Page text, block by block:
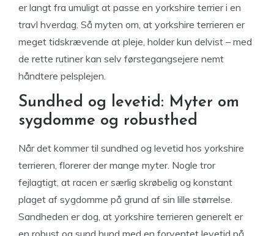
er langt fra umuligt at passe en yorkshire terrier i en
travl hverdag. Så myten om, at yorkshire terrieren er
meget tidskrævende at pleje, holder kun delvist – med
de rette rutiner kan selv førstegangsejere nemt
håndtere pelsplejen.
Sundhed og levetid: Myter om
sygdomme og robusthed
Når det kommer til sundhed og levetid hos yorkshire
terrieren, florerer der mange myter. Nogle tror
fejlagtigt, at racen er særlig skrøbelig og konstant
plaget af sygdomme på grund af sin lille størrelse.
Sandheden er dog, at yorkshire terrieren generelt er
en robust og sund hund med en forventet levetid på